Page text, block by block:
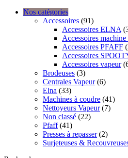
Nos catégories
Accessoires (91)
Accessoires ELNA
Accessoires machine
Accessoires PFAFF
Accessoires
Accessoires vapeur
Brodeuses (3)
Centrales Vapeur(6)
Elna (33)
Machines à coudre (41)
Nettoyeurs Vapeur(7)
Non classé (22)
Pfaff(41)
Presses à repasser(2)
Surjeteuses &